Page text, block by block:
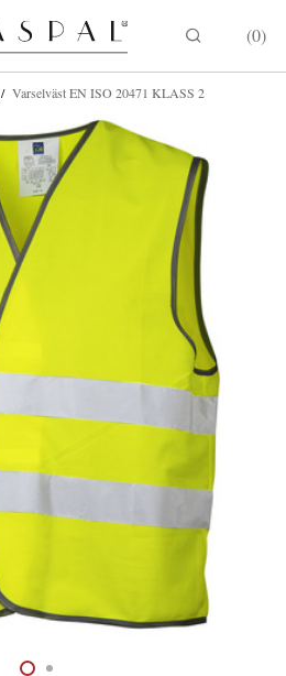
0
/ Varselväst EN ISO 20471 KLASS 2